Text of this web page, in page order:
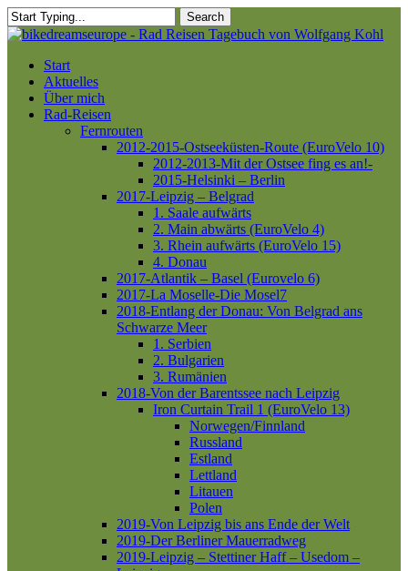
Skip
to
content
Search
Close
Menu
Start
Aktuelles
Über mich
Rad-Reisen
Fernrouten
2012-2015-Ostseeküsten-Route (EuroVelo 10)
2012-2013-Mit der Ostsee fing es an!-
2015-Helsinki – Berlin
2017-Leipzig – Belgrad
1. Saale aufwärts
2. Main abwärts (EuroVelo 4)
3. Rhein aufwärts (EuroVelo 15)
4. Donau
2017-Atlantik – Basel (Eurovelo 6)
2017-La Moselle-Die Mosel7
2018-Entlang der Donau: Von Belgrad ans
Schwarze Meer
1. Serbien
2. Bulgarien
3. Rumänien
2018-Von der Barentssee nach Leipzig
Iron Curtain Trail 1 (EuroVelo 13)
Norwegen/Finnland
Russland
Estland
Lettland
Litauen
Polen
2019-Von Leipzig bis ans Ende der Welt
2019-Der Berliner Mauerradweg
2019-Leipzig – Stettiner Haff – Usedom –